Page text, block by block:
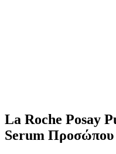
La Roche Posay
Serum Προσώπου